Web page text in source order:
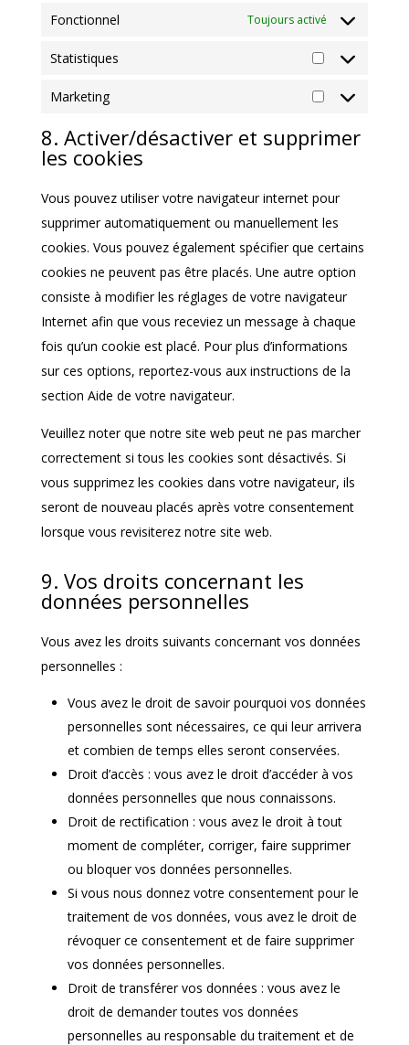
Fonctionnel Toujours activé
Statistiques
Statistiques
Marketing
Marketing
8. Activer/désactiver et supprimer
les cookies
Vous pouvez utiliser votre navigateur internet pour
supprimer automatiquement ou manuellement les
cookies. Vous pouvez également spécifier que certains
cookies ne peuvent pas être placés. Une autre option
consiste à modifier les réglages de votre navigateur
Internet afin que vous receviez un message à chaque
fois qu’un cookie est placé. Pour plus d’informations
sur ces options, reportez-vous aux instructions de la
section Aide de votre navigateur.
Veuillez noter que notre site web peut ne pas marcher
correctement si tous les cookies sont désactivés. Si
vous supprimez les cookies dans votre navigateur, ils
seront de nouveau placés après votre consentement
lorsque vous revisiterez notre site web.
9. Vos droits concernant les
données personnelles
Vous avez les droits suivants concernant vos données
personnelles :
Vous avez le droit de savoir pourquoi vos données
personnelles sont nécessaires, ce qui leur arrivera
et combien de temps elles seront conservées.
Droit d’accès : vous avez le droit d’accéder à vos
données personnelles que nous connaissons.
Droit de rectification : vous avez le droit à tout
moment de compléter, corriger, faire supprimer
ou bloquer vos données personnelles.
Si vous nous donnez votre consentement pour le
traitement de vos données, vous avez le droit de
révoquer ce consentement et de faire supprimer
vos données personnelles.
Droit de transférer vos données : vous avez le
droit de demander toutes vos données
personnelles au responsable du traitement et de